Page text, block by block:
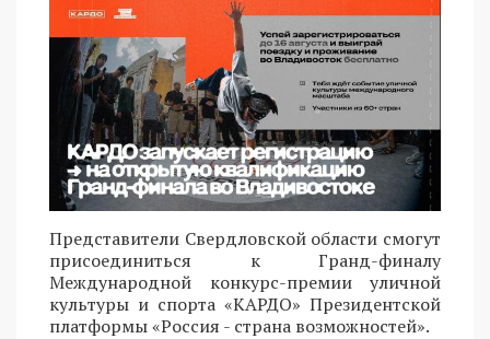
Представители Свердловской области смогут
присоединиться к Гранд-финалу
Международной конкурс-премии уличной
культуры и спорта «КАРДО» Президентской
платформы «Россия - страна возможностей».